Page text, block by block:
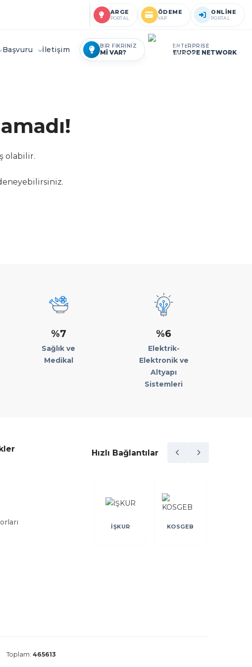
ARGE
PORTAL
ÖDEME
YAP
ONLİNE
PORTAL
Başvuru İletişim BİR FİKRİNİZ
Mİ VAR?
ENTERPRİSE
EUROPE NETWORK
olabilir.
%7
Sağlık ve
Medikal
%6
Elektrik-
Elektronik ve
Altyapı
Sistemleri
Hızlı Bağlantılar
DEVLET
KOSGEB
GARANTİ
Toplam: 465613